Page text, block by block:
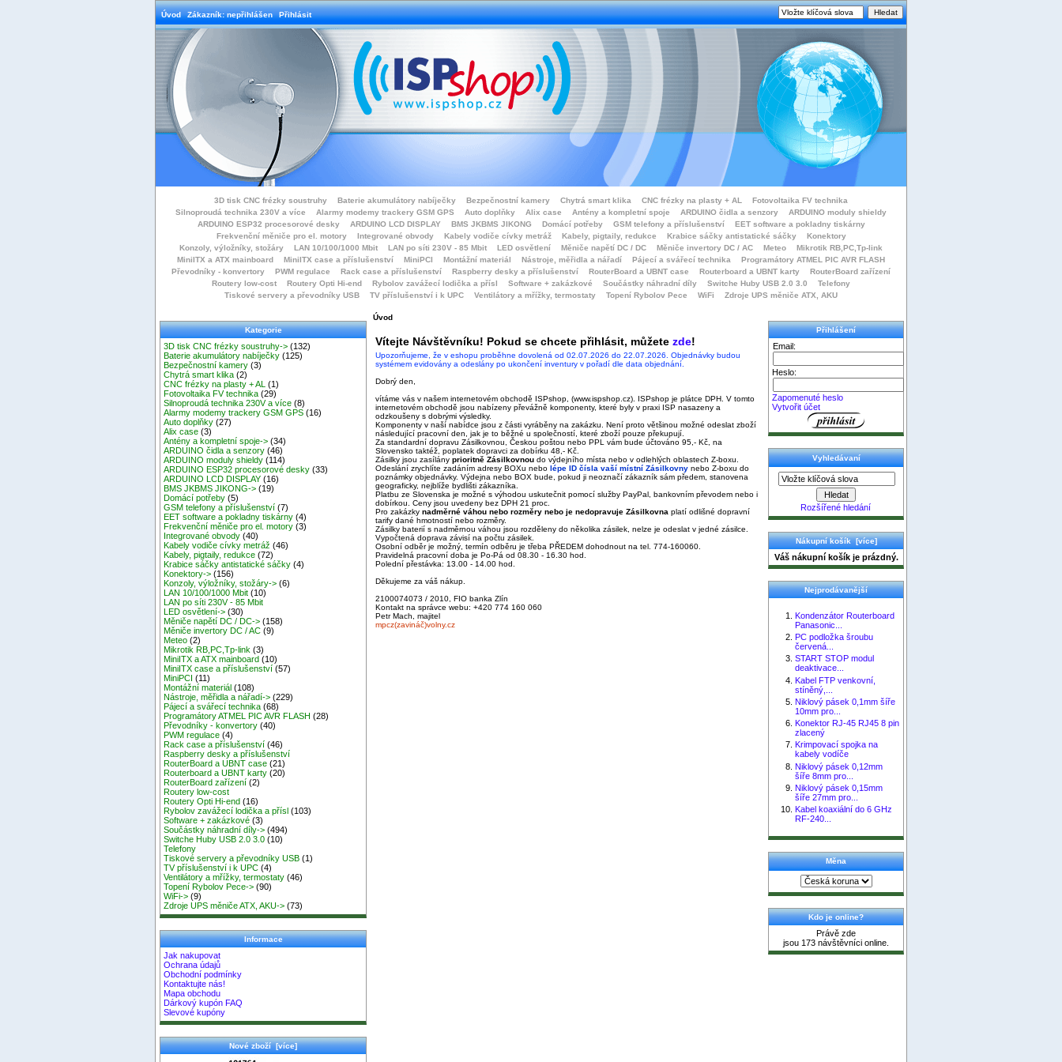
Úvod Zákazník: nepřihlášen Přihlásit
3D tisk CNC frézky soustruhy Baterie akumulátory nabíječky Bezpečnostní kamery Chytrá smart klika CNC frézky na plasty + AL
Fotovoltaika FV technika
Silnoproudá technika 230V a více
Alarmy modemy trackery GSM GPS Auto doplňky Alix case Antény a kompletní spoje ARDUINO čidla a senzory
ARDUINO moduly shieldy
ARDUINO ESP32 procesorové desky
ARDUINO LCD DISPLAY BMS JKBMS JIKONG Domácí potřeby GSM telefony a příslušenství
EET software a pokladny tiskárny
Frekvenční měniče pro el. motory
Integrované obvody Kabely vodiče cívky metráž Kabely, pigtaily, redukce Krabice sáčky antistatické sáčky
Konektory
Konzoly, výložníky, stožáry
LAN 10/100/1000 Mbit LAN po síti 230V - 85 Mbit LED osvětlení Měniče napětí DC / DC Měniče invertory DC / AC Meteo
Mikrotik RB,PC,Tp-link
MiniITX a ATX mainboard
MiniITX case a příslušenství MiniPCI Montážní materiál Nástroje, měřidla a nářadí Pájecí a svářecí technika
Programátory ATMEL PIC AVR FLASH
Převodníky - konvertory
PWM regulace Rack case a příslušenství Raspberry desky a příslušenství RouterBoard a UBNT case Routerboard a UBNT karty
RouterBoard zařízení
Routery low-cost
Routery Opti Hi-end Rybolov zavážecí lodička a přísl Software + zakázkové Součástky náhradní díly Switche Huby USB 2.0 3.0
Telefony
Tiskové servery a převodníky USB
TV příslušenství i k UPC Ventilátory a mřížky, termostaty Topení Rybolov Pece WiFi Zdroje UPS měniče ATX, AKU
Kategorie
3D tisk CNC frézky soustruhy-> (132)
Baterie akumulátory nabíječky (125)
Bezpečnostní kamery (3)
Chytrá smart klika (2)
CNC frézky na plasty + AL
(1)
Fotovoltaika FV technika (29)
Silnoproudá technika 230V a více (8)
Alarmy modemy trackery GSM GPS (16)
Auto doplňky (27)
Alix case (3)
Antény a kompletní spoje-> (34)
ARDUINO čidla a senzory (46)
ARDUINO moduly shieldy (114)
ARDUINO ESP32 procesorové desky (33)
ARDUINO LCD DISPLAY (16)
BMS JKBMS JIKONG-> (19)
Domácí potřeby (5)
GSM telefony a příslušenství (7)
EET software a pokladny tiskárny (4)
Frekvenční měniče pro el. motory (3)
Integrované obvody (40)
Kabely vodiče cívky metráž (46)
Kabely, pigtaily, redukce (72)
Krabice sáčky antistatické sáčky (4)
Konektory-> (156)
Konzoly, výložníky, stožáry-> (6)
LAN 10/100/1000 Mbit (10)
LAN po síti 230V - 85 Mbit
LED osvětlení-> (30)
Měniče napětí DC / DC-> (158)
Měniče invertory DC / AC (9)
Meteo (2)
Mikrotik RB,PC,Tp-link (3)
MiniITX a ATX mainboard (10)
MiniITX case a příslušenství (57)
MiniPCI (11)
Montážní materiál (108)
Nástroje, měřidla a nářadí-> (229)
Pájecí a svářecí technika (68)
Programátory ATMEL PIC AVR FLASH (28)
Převodníky - konvertory (40)
PWM regulace (4)
Rack case a příslušenství (46)
Raspberry desky a příslušenství
RouterBoard a UBNT case (21)
Routerboard a UBNT karty (20)
RouterBoard zařízení (2)
Routery low-cost
Routery Opti Hi-end (16)
Rybolov zavážecí lodička a přísl (103)
Software + zakázkové (3)
Součástky náhradní díly-> (494)
Switche Huby USB 2.0 3.0 (10)
Telefony
Tiskové servery a převodníky USB (1)
TV příslušenství i k UPC (4)
Ventilátory a mřížky, termostaty (46)
Topení Rybolov Pece-> (90)
WiFi-> (9)
Zdroje UPS měniče ATX, AKU-> (73)
Informace
Jak nakupovat
Ochrana údajů
Obchodní podmínky
Kontaktujte nás!
Mapa obchodu
Dárkový kupón FAQ
Slevové kupóny
Nové zboží [více]
Úvod
Vítejte Návštěvníku! Pokud se chcete přihlásit, můžete zde!
Upozorňujeme, že v eshopu proběhne dovolená od 02.07.2026 do 22.07.2026. Objednávky budou
systémem evidovány a odeslány po ukončení inventury v pořadí dle data objednání.
Dobrý den,
vítáme vás v našem internetovém obchodě ISPshop, (www.ispshop.cz). ISPshop je plátce DPH. V tomto
internetovém obchodě jsou nabízeny převážně komponenty, které byly v praxi ISP nasazeny a
odzkoušeny s dobrými výsledky.
Komponenty v naší nabídce jsou z části vyráběny na zakázku. Není proto většinou možné odeslat zboží
následující pracovní den, jak je to běžné u společností, které zboží pouze překupují.
Za standardní dopravu Zásilkovnou, Českou poštou nebo PPL vám bude účtováno 95,- Kč, na
Slovensko taktéž, poplatek dopravci za dobírku 48,- Kč.
Zásilky jsou zasílány prioritně Zásilkovnou do výdejního místa nebo v odlehlých oblastech Z-boxu.
Odeslání zrychlíte zadáním adresy BOXu nebo lépe ID čísla vaší místní Zásilkovny nebo Z-boxu do
poznámky objednávky. Výdejna nebo BOX bude, pokud ji neoznačí zákazník sám předem, stanovena
geograficky, nejblíže bydlišti zákazníka.
Platbu ze Slovenska je možné s výhodou uskutečnit pomocí služby PayPal, bankovním převodem nebo i
dobírkou. Ceny jsou uvedeny bez DPH 21 proc.
Pro zakázky nadměrné váhou nebo rozměry nebo je nedopravuje Zásilkovna platí odlišné dopravní
tarify dané hmotností nebo rozměry.
Zásilky baterií s nadměrnou váhou jsou rozděleny do několika zásilek, nelze je odeslat v jedné zásilce.
Vypočtená doprava závisí na počtu zásilek.
Osobní odběr je možný, termín odběru je třeba PŘEDEM dohodnout na tel. 774-160060.
Pravidelná pracovní doba je Po-Pá od 08.30 - 16.30 hod.
Polední přestávka: 13.00 - 14.00 hod.
Děkujeme za váš nákup.
2100074073 / 2010, FIO banka Zlín
Kontakt na správce webu: +420 774 160 060
Petr Mach, majitel
mpcz(zavináč)volny.cz
Přihlášení
Email:
Heslo:
Zapomenuté heslo
Vytvořit účet
Vyhledávaní
Rozšířené hledání
Nákupní košík [více]
Váš nákupní košík je prázdný.
Nejprodávanější
Kondenzátor Routerboard
Panasonic...
PC podložka šroubu
červená...
START STOP modul
deaktivace...
Kabel FTP venkovní,
stíněný,...
Niklový pásek 0,1mm šíře
10mm pro...
Konektor RJ-45 RJ45 8 pin
zlacený
Krimpovací spojka na
kabely vodíče
Niklový pásek 0,12mm
šíře 8mm pro...
Niklový pásek 0,15mm
šíře 27mm pro...
Kabel koaxiální do 6 GHz
RF-240...
Měna
Kdo je online?
Právě zde
jsou 173 návštěvníci online.